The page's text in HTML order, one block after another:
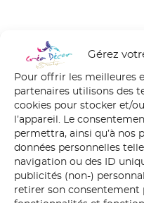
Gérez
Pour offrir les meilleures
partenaires utilisons des
cookies pour stocker et/
l’appareil. Le
permettra, ainsi qu’à nos
données personnelles
navigation ou des ID
publicités (non-)
retirer son consentement